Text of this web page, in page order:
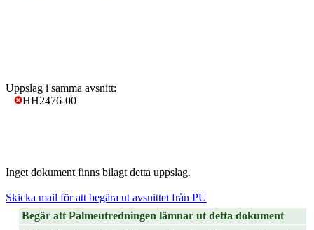
Uppslag i samma avsnitt:
HH2476-00
Inget dokument finns bilagt detta uppslag.
Skicka mail för att begära ut avsnittet från PU
Begär att Palmeutredningen lämnar ut detta dokument